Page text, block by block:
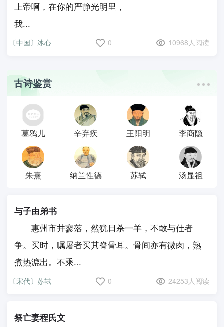
上帝啊，在你的严静光明里，
我...
〔中国〕冰心 0 10968人阅读
古诗鉴赏
葛鸦儿 辛弃疾 王阳明 李商隐
朱熹 纳兰性德 苏轼 汤显祖
与子由弟书
惠州市井寥落，然犹日杀一羊，不敢与仕者
争。买时，嘱屠者买其脊骨耳。骨间亦有微肉，熟
煮热漉出。不乘...
〔宋代〕苏轼 0 24253人阅读
祭亡妻程氏文